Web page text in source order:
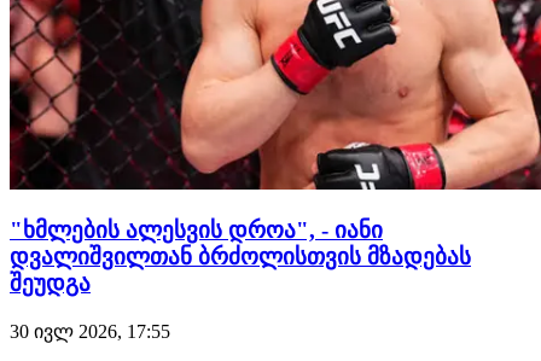
"ხმლების ალესვის დროა", - იანი
დვალიშვილთან ბრძოლისთვის მზადებას
შეუდგა
30 ივლ 2026, 17:55